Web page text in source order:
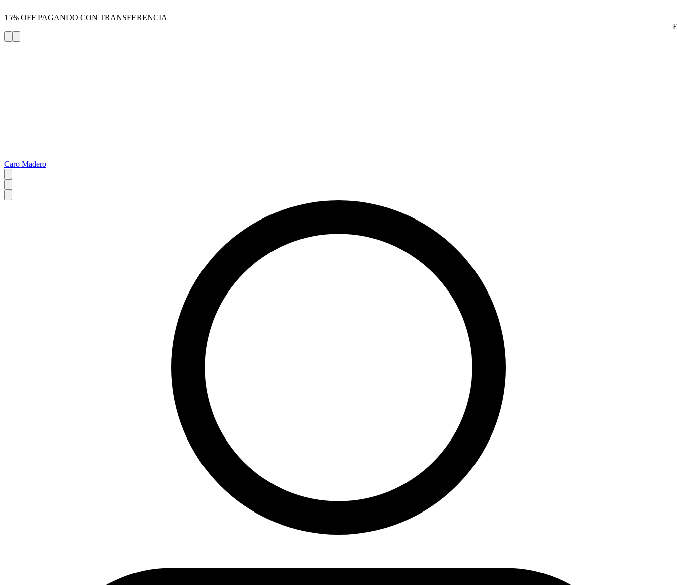
15% OFF PAGANDO CON TRANSFERENCIA
Caro Madero